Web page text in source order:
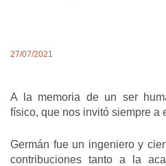
27/07/2021
A la memoria de un ser
físico, que nos invitó siempre a
Germán fue un ingeniero y
contribuciones tanto a la